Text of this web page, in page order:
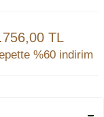
TL
%60 indirim